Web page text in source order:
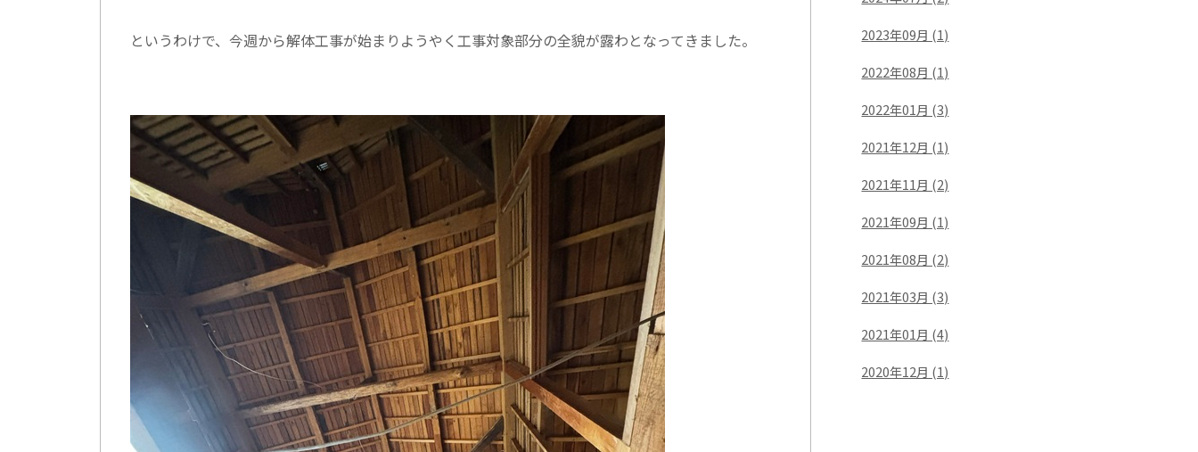
というわけで、今週から解体工事が始まりようやく工事対象部分の全貌が露わとなってきました。
2023年09月 (1)
2022年08月 (1)
2022年01月 (3)
2021年12月 (1)
2021年11月 (2)
2021年09月 (1)
2021年08月 (2)
2021年03月 (3)
2021年01月 (4)
2020年12月 (1)